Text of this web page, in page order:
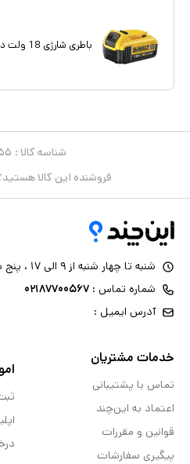
باطری شارژی 18 ولت دیوالت مدل DCB182-XJ
شناسه کالا :
فروشنده این کالا
شنبه تا چهار شنبه از ۹ الی ۱۷ ، پنج شنبه ۹ الی ۱۳
شماره تماس : ۰۲۱۸۷۷۰۰۵۶۷
آدرس ایمیل :
خدمات مشتریان
تماس با پشتیبانی
اعتماد به این‌چند
قوانین و مقررات
پیگیری سفارشات